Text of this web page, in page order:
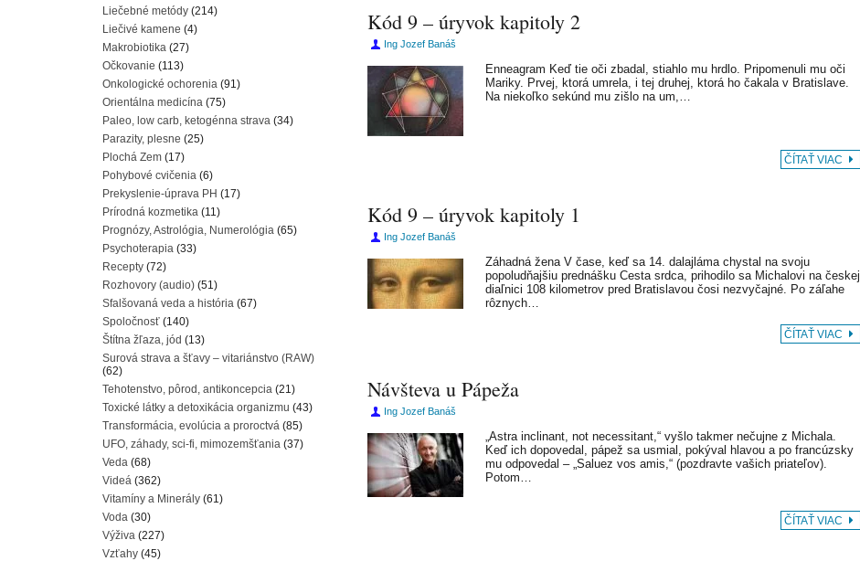
Kód 9 – úryvok kapitoly 2
Ing Jozef Banáš
Enneagram Keď tie oči zbadal, stiahlo mu hrdlo. Pripomenuli mu oči
Mariky. Prvej, ktorá umrela, i tej druhej, ktorá ho čakala v Bratislave.
Na niekoľko sekúnd mu zišlo na um,…
ČÍTAŤ VIAC
Kód 9 – úryvok kapitoly 1
Ing Jozef Banáš
Záhadná žena V čase, keď sa 14. dalajláma chystal na svoju
popoludňajšiu prednášku Cesta srdca, prihodilo sa Michalovi na českej
diaľnici 108 kilometrov pred Bratislavou čosi nezvyčajné. Po záľahe
rôznych…
ČÍTAŤ VIAC
Návšteva u Pápeža
Ing Jozef Banáš
„Astra inclinant, not necessitant,“ vyšlo takmer nečujne z Michala.
Keď ich dopovedal, pápež sa usmial, pokýval hlavou a po francúzsky
mu odpovedal – „Saluez vos amis,“ (pozdravte vašich priateľov).
Potom…
ČÍTAŤ VIAC
Liečebné metódy (214)
Liečivé kamene (4)
Makrobiotika (27)
Očkovanie (113)
Onkologické ochorenia (91)
Orientálna medicína (75)
Paleo, low carb, ketogénna strava (34)
Parazity, plesne (25)
Plochá Zem (17)
Pohybové cvičenia (6)
Prekyslenie-úprava PH (17)
Prírodná kozmetika (11)
Prognózy, Astrológia, Numerológia (65)
Psychoterapia (33)
Recepty (72)
Rozhovory (audio) (51)
Sfalšovaná veda a história (67)
Spoločnosť (140)
Štítna žľaza, jód (13)
Surová strava a šťavy – vitariánstvo (RAW)
(62)
Tehotenstvo, pôrod, antikoncepcia (21)
Toxické látky a detoxikácia organizmu (43)
Transformácia, evolúcia a proroctvá (85)
UFO, záhady, sci-fi, mimozemšťania (37)
Veda (68)
Videá (362)
Vitamíny a Minerály (61)
Voda (30)
Výživa (227)
Vzťahy (45)